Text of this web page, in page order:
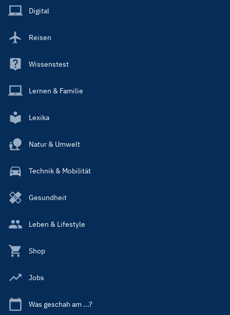
Main
Digital
Reisen
Wissenstest
Lernen & Familie
Lexika
Natur & Umwelt
Technik & Mobilität
Gesundheit
Leben & Lifestyle
Shop
Jobs
Was geschah am ...?